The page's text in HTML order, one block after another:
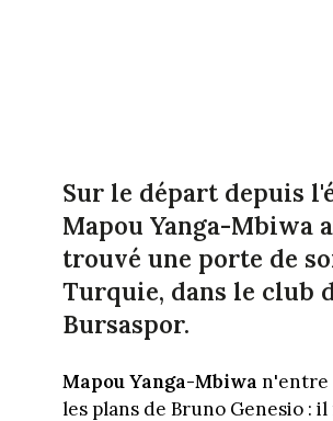
Sur le départ depuis
Mapou Yanga-Mbiwa
trouvé une porte de
Turquie, dans le club
Bursaspor.
Mapou Yanga-Mbiwa n'entre
les plans de Bruno Genesio : il